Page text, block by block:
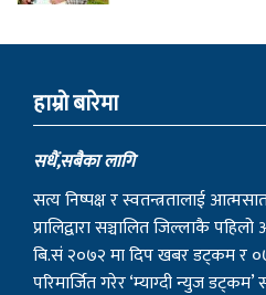
हाम्राे बारेमा
सधैं,सबैका लागि
सत्य निष्पक्ष र स्वतन्त्रतालाई
प्रालिद्वारा सञ्चालित जिल्लाकै
बि.सं २०७२ मा दिप खबर डट्कम र
परिमार्जित गरेर ‘म्याग्दी न्युज